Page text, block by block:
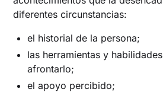
diferentes circunstancias:
el historial de la persona;
las herramientas y
afrontarlo;
el apoyo percibido;